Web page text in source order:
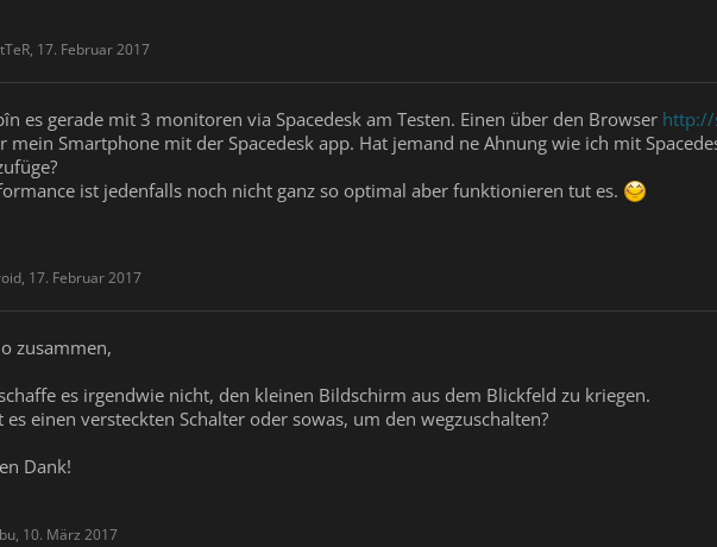
, 17. Februar 2017
es gerade mit 3 monitoren via Spacedesk am Testen. Einen über den Browser http://
mein Smartphone mit der Spacedesk app. Hat jemand ne Ahnung wie ich mit
ist jedenfalls noch nicht ganz so optimal aber funktionieren tut es.
, 17. Februar 2017
zusammen,
es irgendwie nicht, den kleinen Bildschirm aus dem Blickfeld zu kriegen.
es einen versteckten Schalter oder sowas, um den wegzuschalten?
Dank!
, 10. März 2017